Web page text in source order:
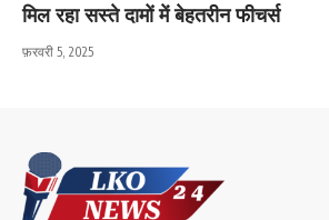
मिल रहा सस्ते दामों में बेहतरीन फीचर्स
फ़रवरी 5, 2025